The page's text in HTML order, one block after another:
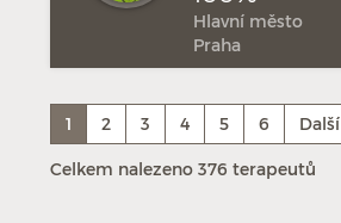
Hlavní město
Praha
1 2 3 4 5 6 Další
Celkem nalezeno 376 terapeutů